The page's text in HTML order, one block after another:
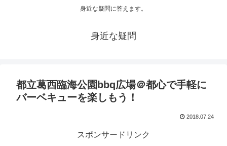
身近な疑問に答えます。
身近な疑問
都立葛西臨海公園bbq広場＠都心で手軽に
バーベキューを楽しもう！
2018.07.24
スポンサードリンク